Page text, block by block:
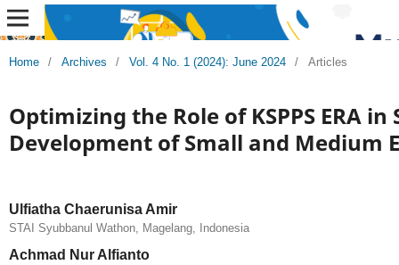
Home / Archives / Vol. 4 No. 1 (2024): June 2024 / Articles
Optimizing the Role of KSPPS ERA
Development of Small and Medium
Ulfiatha Chaerunisa Amir
STAI Syubbanul Wathon, Magelang, Indonesia
Achmad Nur Alfianto